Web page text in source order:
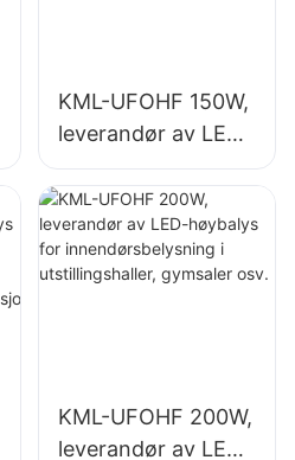
KML-UFOHF 150W,
leverandør av LED-
høybalys for
innendørsbelysning
i industrianlegg,
gymsaler osv.
KML-UFOHF 200W,
leverandør av LED-